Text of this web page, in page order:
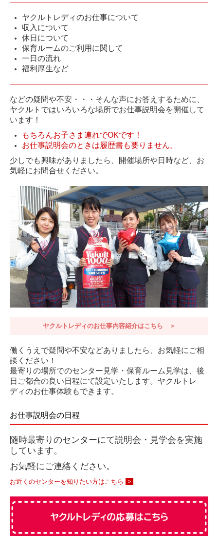
ヤクルトレディのお仕事について
収入について
休日について
保育ルームのご利用に関して
一日の流れ
福利厚生など
などの疑問や不安・・・そんな声にお答えするために、
ヤクルトではいろいろな場所でお仕事説明会を開催して
います！
もちろんお子さま連れでOKです！
お仕事説明会のときは履歴書も要りません。
少しでも興味がありましたら、開催場所や日時など、お
気軽にお問合せください。
ヤクルトレディのお仕事内容紹介はこちら ＞
働くうえで疑問や不安などありましたら、お気軽にご相
談ください！
最寄りの場所でのセンター見学・保育ルーム見学は、後
日ご都合の良い日程にて設定いたします。ヤクルトレ
ディのお仕事体験もできます。
お仕事説明会の日程
随時最寄りのセンターにて説明会・見学会を実施
しています。
お気軽にご連絡ください。
お近くのセンターを知りたい方はこちら >